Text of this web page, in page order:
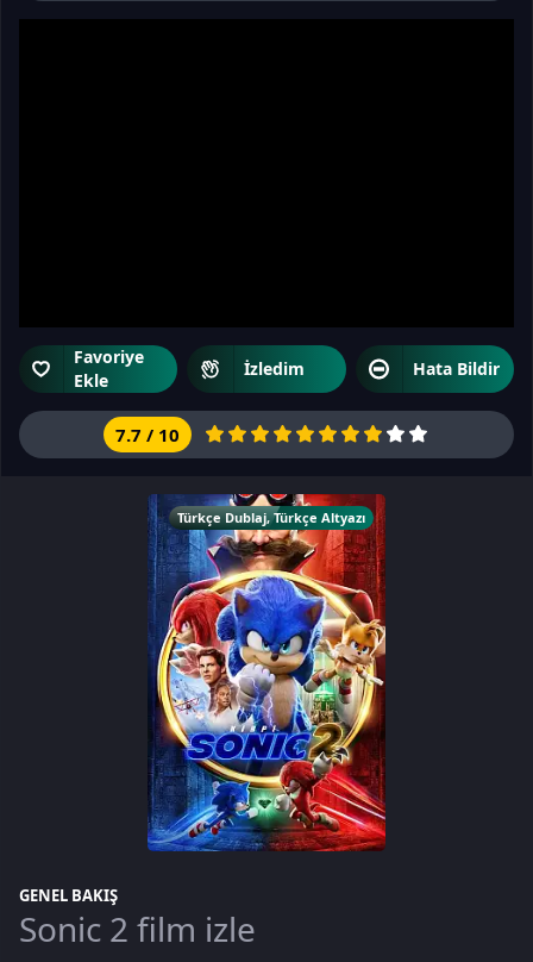
Favoriye
Ekle
İzledim Hata Bildir
7.7 / 10
Türkçe Dublaj,Türkçe Altyazı
GENEL BAKIŞ
Sonic 2 film izle